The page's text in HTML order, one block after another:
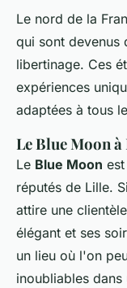
Le nord de la
qui sont devenus
libertinage. Ces
expériences
adaptées à tous
Le Blue Moon
Le Blue Moon
réputés de Lille.
attire une
élégant et ses
un lieu où l'on
inoubliables